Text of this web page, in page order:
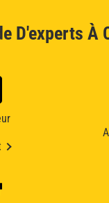
D'experts À